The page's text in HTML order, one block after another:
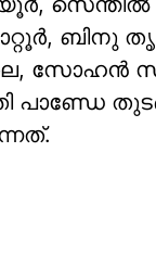
ബിനു
സോഹൻ
പാണ്ഡേ